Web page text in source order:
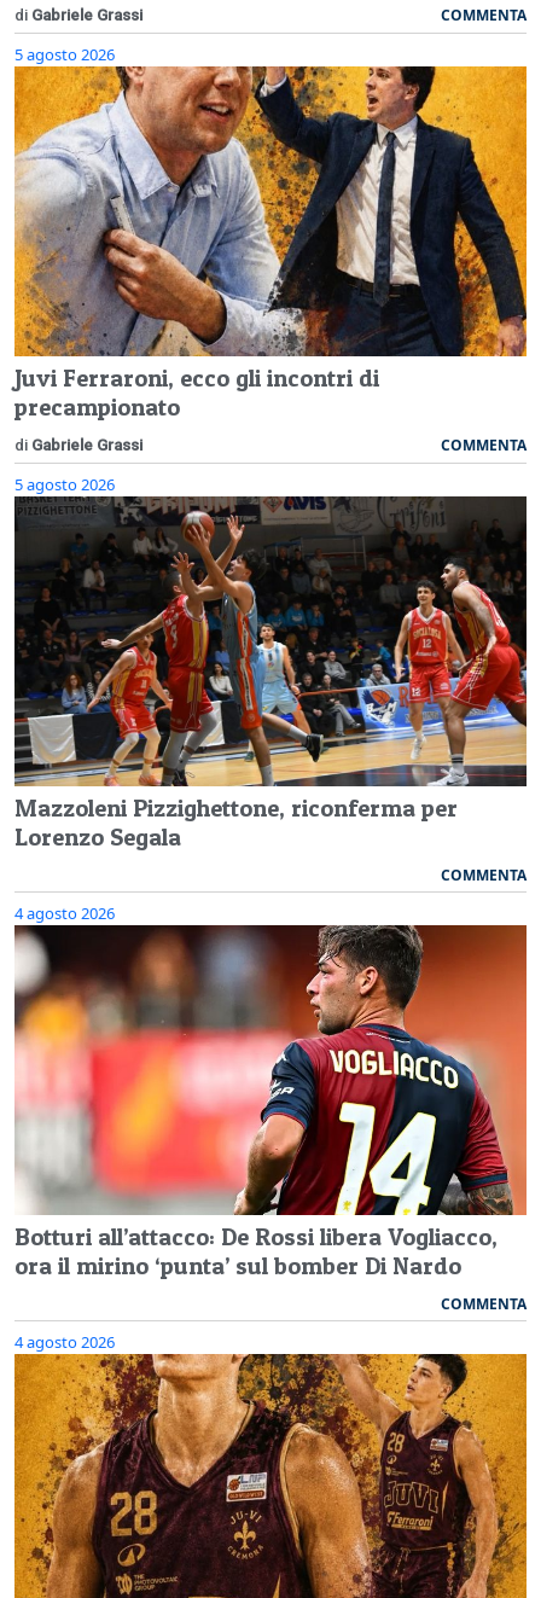
di Gabriele Grassi COMMENTA
5 agosto 2026
Juvi Ferraroni, ecco gli incontri di
precampionato
di Gabriele Grassi COMMENTA
5 agosto 2026
Mazzoleni Pizzighettone, riconferma per
Lorenzo Segala
COMMENTA
4 agosto 2026
Botturi all’attacco: De Rossi libera Vogliacco,
ora il mirino ‘punta’ sul bomber Di Nardo
COMMENTA
4 agosto 2026